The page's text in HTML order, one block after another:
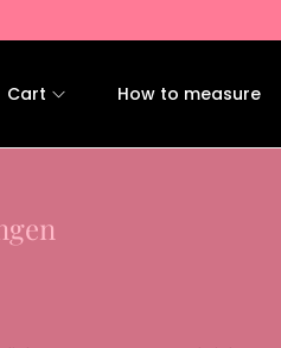
Cart How to measure